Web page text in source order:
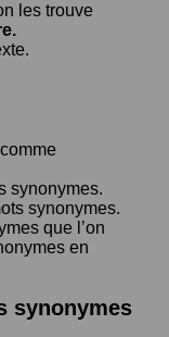
les trouve
synonymes.
synonymes.
que l’on
en
synonymes